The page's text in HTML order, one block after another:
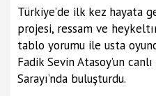
Türkiye’de ilk kez hayata
projesi, ressam ve
tablo yorumu ile usta
Fadik Sevin Atasoy’un
Sarayı’nda buluşturdu.